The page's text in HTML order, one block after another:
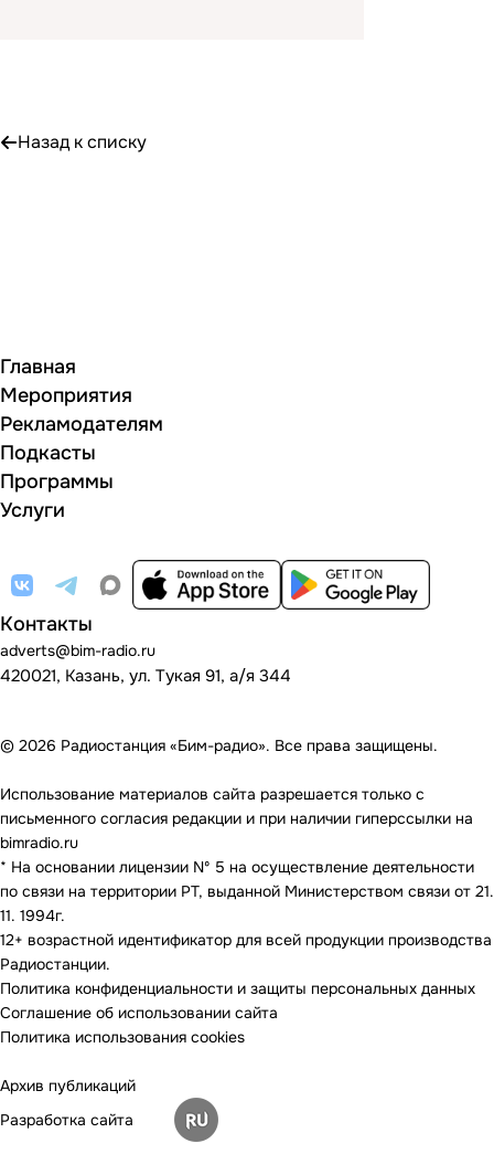
Назад к списку
Главная
Мероприятия
Рекламодателям
Подкасты
Программы
Услуги
Контакты
adverts@bim-radio.ru
420021, Казань, ул. Тукая 91, а/я 344
© 2026 Радиостанция «Бим-радио». Все права защищены.
Использование материалов сайта разрешается только с
письменного согласия редакции и при наличии гиперссылки на
bimradio.ru
* На основании лицензии Nº 5 на осуществление деятельности
по связи на территории РТ, выданной Министерством связи от 21.
11. 1994г.
12+ возрастной идентификатор для всей продукции производства
Радиостанции.
Политика конфиденциальности и защиты персональных данных
Соглашение об использовании сайта
Политика использования cookies
Архив публикаций
Разработка сайта